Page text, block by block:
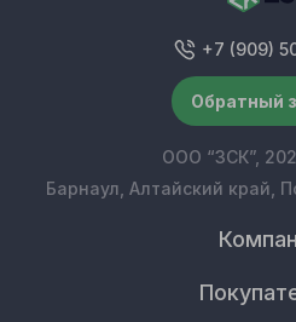
+7 (909)
Обратный
ООО “ЗСК”,
Барнаул, Алтайский край,